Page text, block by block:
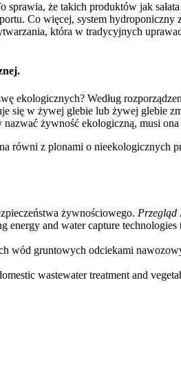
że takich produktów jak
Co więcej, system hydroponiczny
która w tradycyjnych
ekologicznych? Według
się w żywej glebie lub żywej glebie
żywność ekologiczną, musi
równi z plonami o nieekologicznych
żywnościowego. Przegląd
and water capture technologies
wód gruntowych odciekami
wastewater treatment and